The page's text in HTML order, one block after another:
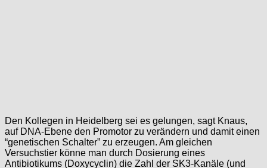
Den Kollegen in Heidelberg sei es gelungen, sagt Knaus,
auf DNA-Ebene den Promotor zu verändern und damit einen
“genetischen Schalter” zu erzeugen. Am gleichen
Versuchstier könne man durch Dosierung eines
Antibiotikums (Doxycyclin) die Zahl der SK3-Kanäle (und